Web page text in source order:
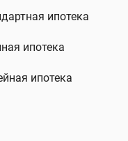
ипотека
ипотека
ипотека